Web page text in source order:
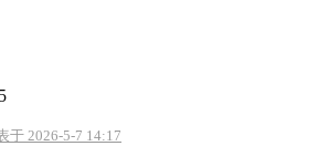
于 2026-5-7 14:17